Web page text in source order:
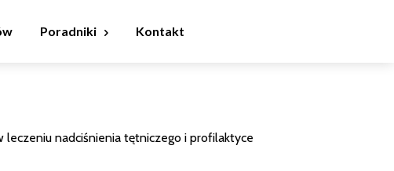
Poradniki Kontakt
nadciśnienia tętniczego i profilaktyce